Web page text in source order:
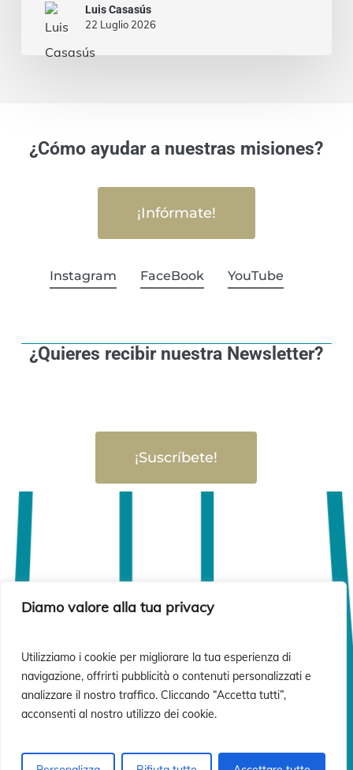
Diamo valore alla tua privacy
Utilizziamo i cookie per migliorare la tua esperienza di
navigazione, offrirti pubblicità o contenuti personalizzati e
analizzare il nostro traffico. Cliccando “Accetta tutti”,
acconsenti al nostro utilizzo dei cookie.
Luis Casasús
22 Luglio 2026
¿Cómo ayudar a nuestras misiones?
¡Infórmate!
Instagram FaceBook YouTube
¿Quieres recibir nuestra Newsletter?
¡Suscríbete!